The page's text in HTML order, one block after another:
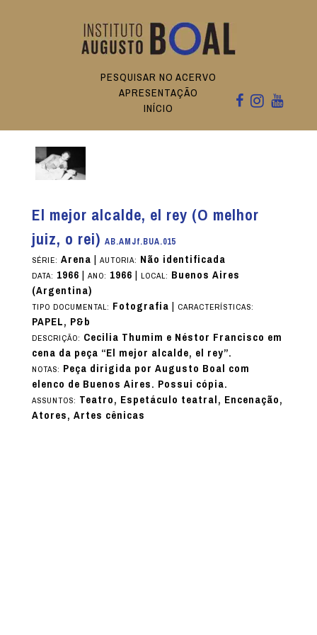
PESQUISAR NO ACERVO
APRESENTAÇÃO
INÍCIO
El mejor alcalde, el rey (O melhor
juiz, o rei) AB.AMJf.BUA.015
SÉRIE: Arena| AUTORIA: Não identificada
DATA: 1966| ANO: 1966| LOCAL: Buenos Aires
(Argentina)
TIPO DOCUMENTAL: Fotografia| CARACTERÍSTICAS:
PAPEL, P&b
DESCRIÇÃO: Cecilia Thumim e Néstor Francisco em
cena da peça “El mejor alcalde, el rey”.
NOTAS: Peça dirigida por Augusto Boal com
elenco de Buenos Aires. Possui cópia.
ASSUNTOS: Teatro, Espetáculo teatral, Encenação,
Atores, Artes cênicas